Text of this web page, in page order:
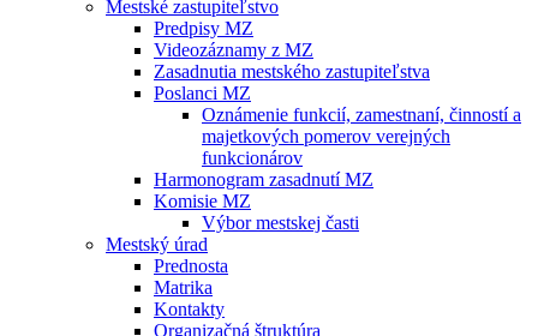
Mestské zastupiteľstvo
Predpisy MZ
Videozáznamy z MZ
Zasadnutia mestského zastupiteľstva
Poslanci MZ
Oznámenie funkcií, zamestnaní, činností a
majetkových pomerov verejných
funkcionárov
Harmonogram zasadnutí MZ
Komisie MZ
Výbor mestskej časti
Mestský úrad
Prednosta
Matrika
Kontakty
Organizačná štruktúra